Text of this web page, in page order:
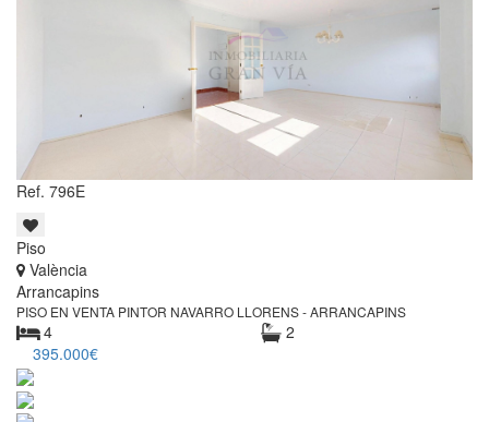
Ref. 796E
Piso
València
Arrancapins
PISO EN VENTA PINTOR NAVARRO LLORENS - ARRANCAPINS
4
2
395.000€